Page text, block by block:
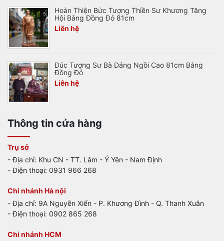
Hoàn Thiện Bức Tượng Thiền Sư Khương Tăng
Hội Bằng Đồng Đỏ 81cm
Liên hệ
Đúc Tượng Sư Bà Dáng Ngồi Cao 81cm Bằng
Đồng Đỏ
Liên hệ
Thông tin cửa hàng
Trụ sở
- Địa chỉ: Khu CN - TT. Lâm - Ý Yên - Nam Định
- Điện thoại: 0931 966 268
Chi nhánh Hà nội
- Địa chỉ: 9A Nguyễn Xiển - P. Khương Đình - Q. Thanh Xuân
- Điện thoại: 0902 865 268
Chi nhánh HCM